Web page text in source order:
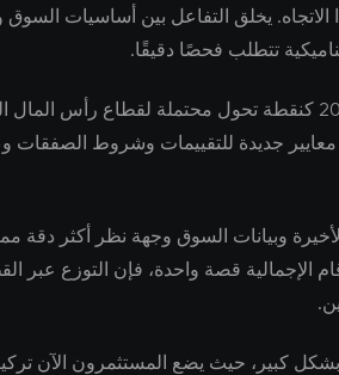
يخلق التفاعل بين أساسيات السوق
تتطلب فحصًا دقيقًا.
يشير خبراء الصناعة إلى عام 2022 كنقطة تحول محتملة لقطاع
معايير جديدة للتقييمات وشروط الصفقات
وبيانات السوق وجهة نظر أكثر دقة
الإجمالية قصة واحدة، فإن التوزع
كبير، حيث يضع المستثمرون الآن